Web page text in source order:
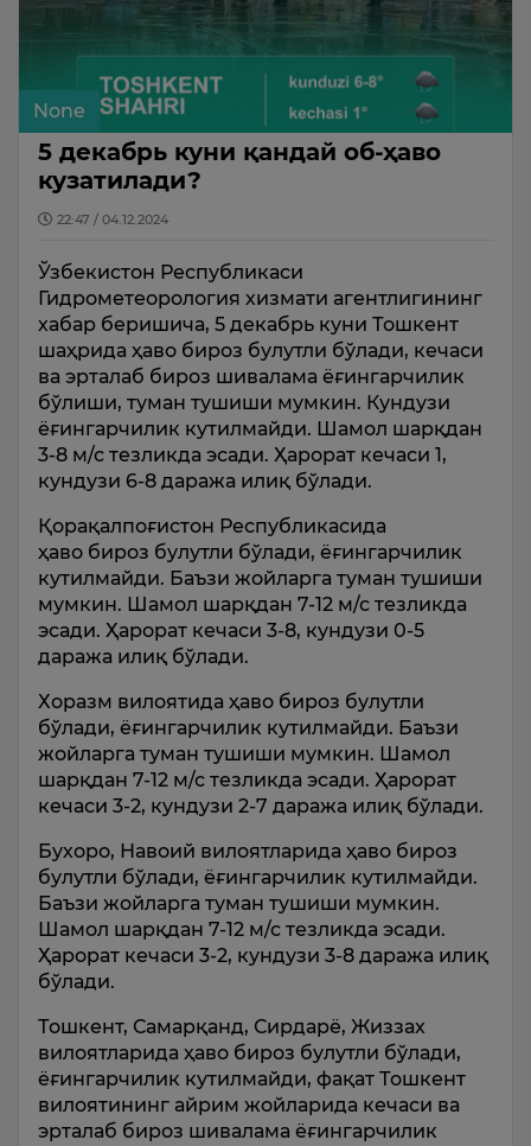
None
5 декабрь куни қандай об-ҳаво
кузатилади?
22:47 / 04.12.2024
Ўзбекистон Республикаси
Гидрометеорология хизмати агентлигининг
хабар беришича, 5 декабрь куни Тошкент
шаҳрида ҳаво бироз булутли бўлади, кечаси
ва эрталаб бироз шивалама ёғингарчилик
бўлиши, туман тушиши мумкин. Кундузи
ёғингарчилик кутилмайди. Шамол шарқдан
3-8 м/с тезликда эсади. Ҳарорат кечаси 1,
кундузи 6-8 даража илиқ бўлади.
Қорақалпоғистон Республикасида
ҳаво бироз булутли бўлади, ёғингарчилик
кутилмайди. Баъзи жойларга туман тушиши
мумкин. Шамол шарқдан 7-12 м/с тезликда
эсади. Ҳарорат кечаси 3-8, кундузи 0-5
даража илиқ бўлади.
Хоразм вилоятида ҳаво бироз булутли
бўлади, ёғингарчилик кутилмайди. Баъзи
жойларга туман тушиши мумкин. Шамол
шарқдан 7-12 м/с тезликда эсади. Ҳарорат
кечаси 3-2, кундузи 2-7 даража илиқ бўлади.
Бухоро, Навоий вилоятларида ҳаво бироз
булутли бўлади, ёғингарчилик кутилмайди.
Баъзи жойларга туман тушиши мумкин.
Шамол шарқдан 7-12 м/с тезликда эсади.
Ҳарорат кечаси 3-2, кундузи 3-8 даража илиқ
бўлади.
Тошкент, Самарқанд, Сирдарё, Жиззах
вилоятларида ҳаво бироз булутли бўлади,
ёғингарчилик кутилмайди, фақат Тошкент
вилоятининг айрим жойларида кечаси ва
эрталаб бироз шивалама ёғингарчилик